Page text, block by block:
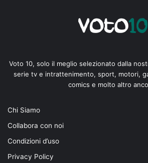
Voto 10, solo il meglio selezionato dalla
serie tv e intrattenimento, sport, motori,
comics e molto altro
Chi Siamo
Collabora con noi
Condizioni d’uso
Privacy Policy